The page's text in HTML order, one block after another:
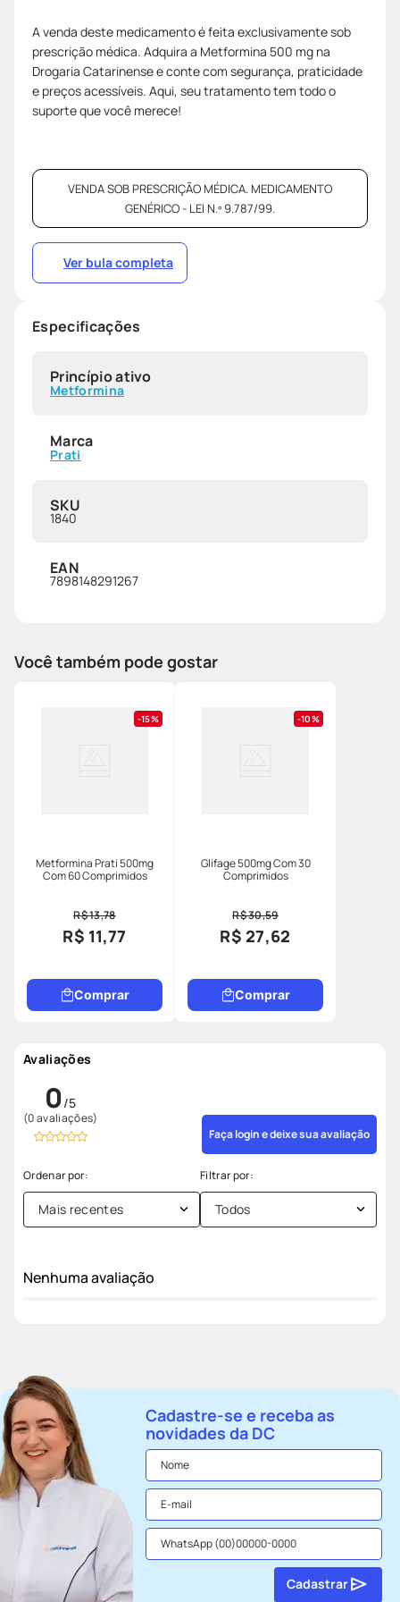
A venda deste medicamento é feita exclusivamente sob
prescrição médica. Adquira a Metformina 500 mg na
Drogaria Catarinense e conte com segurança, praticidade
e preços acessíveis. Aqui, seu tratamento tem todo o
suporte que você merece!
VENDA SOB PRESCRIÇÃO MÉDICA. MEDICAMENTO
GENÉRICO - LEI N.º 9.787/99.
Ver bula completa
Especificações
Princípio ativo
Metformina
Marca
Prati
SKU
1840
EAN
7898148291267
Você também pode gostar
15%
Metformina Prati 500mg
Com 60 Comprimidos
R$ 13,78
R$ 11,77
Comprar
10%
Glifage 500mg Com 30
Comprimidos
R$ 30,59
R$ 27,62
Comprar
Avaliações
0
(0 avaliações)
Faça login e deixe sua avaliação
Mais recentes Todos
Nenhuma avaliação
Cadastre-se e receba as
novidades da DC
Cadastrar